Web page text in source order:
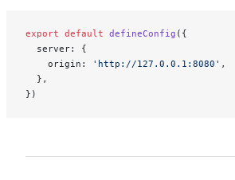
export default defineConfig ({
  server: {
    origin:
'http://127.0.0.1:8080' ,
  },
})